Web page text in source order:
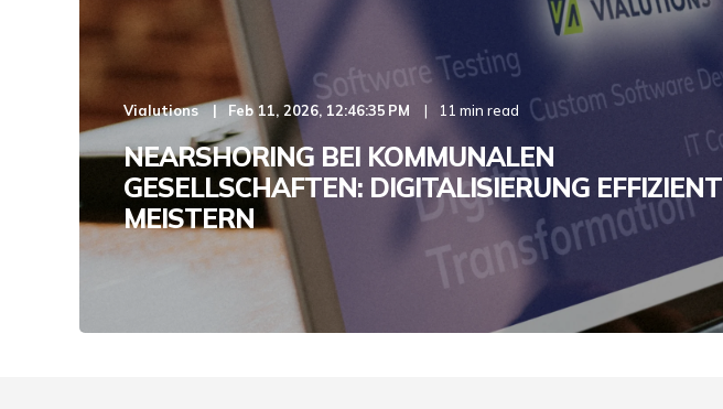
Vialutions Feb 11, 2026, 12:46:35 PM 11 min read
NEARSHORING BEI KOMMUNALEN
GESELLSCHAFTEN: DIGITALISIERUNG EFFIZIENT
MEISTERN